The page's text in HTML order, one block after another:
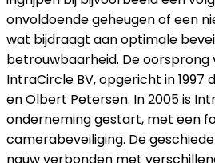
onvoldoende geheugen of een
wat bijdraagt aan optimale
betrouwbaarheid. De oorsprong
IntraCircle BV, opgericht in 1997
en Olbert Petersen. In 2005 is
onderneming gestart, met een
camerabeveiliging. De